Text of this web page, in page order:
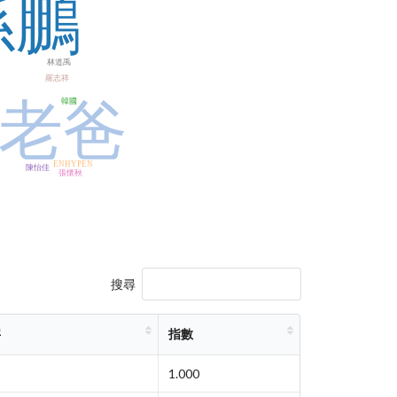
鵬
爸
ENHYPEN
韓國
陳怡佳
羅志祥
張懷秋
林道禹
搜尋
指數
1.000